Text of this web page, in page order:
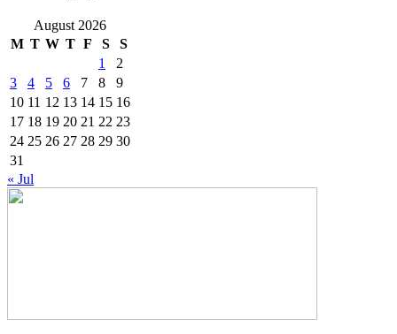
August 2026
M T W T F S
S
1
2
3
4 5 6 7 8
9
10 11 12 13 14 15 16
17 18 19 20 21 22 23
24 25 26 27 28 29 30
31
« Jul